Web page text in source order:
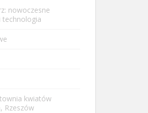
nowoczesne
technologia
kwiatów
Rzeszów